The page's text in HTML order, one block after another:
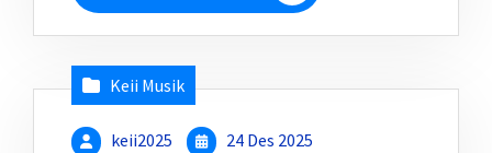
Keii Musik
keii2025 24 Des 2025